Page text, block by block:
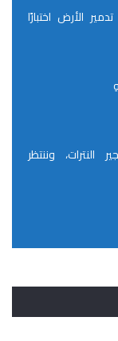
الأرض اختبارًا
وننتظر